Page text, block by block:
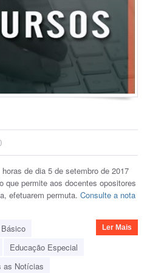
de dia 5 de setembro de 2017
que permite aos docentes opositores
efetuarem permuta. Consulte a nota
Educação Especial
as Notícias
Ler Mais